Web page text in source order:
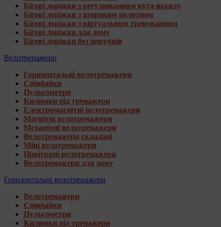
Бігові доріжки з регулюванням кута нахилу
Бігові доріжки з широким полотном
Бігові доріжки з віртуальним тренуванням
Бігові доріжки для дому
Бігові доріжки без поручнів
Велотренажери
Горизонтальні велотренажери
Спінбайки
Пульсометри
Килимки під тренажери
Електромагнітні велотренажери
Магнітні велотренажери
Механічні велотренажери
Велотренажери складані
Міні велотренажери
Повітряні велотренажери
Велотренажери для дому
Горизонтальні велотренажери
Велотренажери
Спінбайки
Пульсометри
Килимки під тренажери